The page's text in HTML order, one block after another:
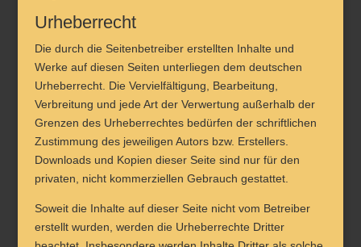
Urheberrecht
Die durch die Seitenbetreiber erstellten Inhalte und
Werke auf diesen Seiten unterliegen dem deutschen
Urheberrecht. Die Vervielfältigung, Bearbeitung,
Verbreitung und jede Art der Verwertung außerhalb der
Grenzen des Urheberrechtes bedürfen der schriftlichen
Zustimmung des jeweiligen Autors bzw. Erstellers.
Downloads und Kopien dieser Seite sind nur für den
privaten, nicht kommerziellen Gebrauch gestattet.
Soweit die Inhalte auf dieser Seite nicht vom Betreiber
erstellt wurden, werden die Urheberrechte Dritter